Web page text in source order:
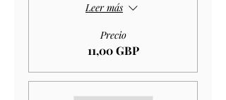
Leer más
Precio
11,00 GBP